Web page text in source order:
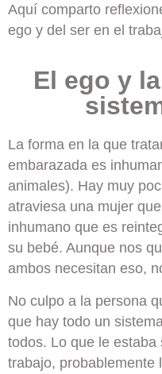
Aquí comparto
ego y del ser en el
El ego y
La forma en la que
embarazada es
animales). Hay muy
atraviesa una mujer
inhumano que es
su bebé. Aunque nos
ambos necesitan eso,
No culpo a la persona
que hay todo un
todos. Lo que le
trabajo, probablemente